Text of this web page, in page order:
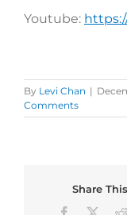
Youtube:
By Levi Chan |
Comments
Share
Facebook